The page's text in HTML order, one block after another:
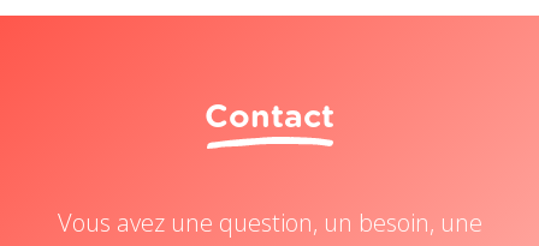
Contact
Vous avez une question, un besoin, une